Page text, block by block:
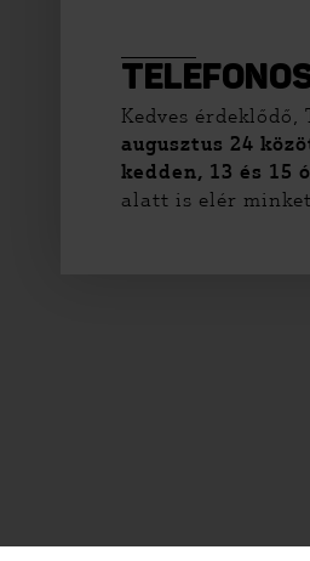
Kedves
augusztus 24
kedden, 13 és 15
alatt is elér